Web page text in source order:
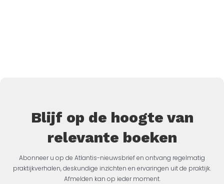
Blijf op de hoogte van
relevante boeken
Abonneer u op de Atlantis-nieuwsbrief en ontvang regelmatig
praktijkverhalen, deskundige inzichten en ervaringen uit de praktijk.
Afmelden kan op ieder moment.